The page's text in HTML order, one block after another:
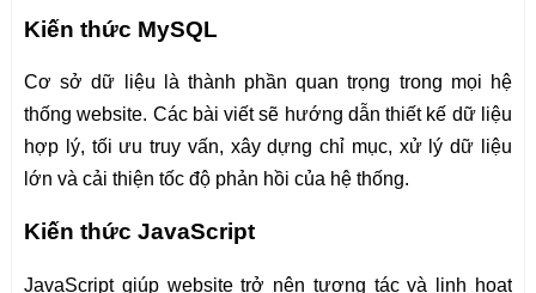
Kiến thức MySQL
Cơ sở dữ liệu là thành phần quan trọng trong mọi hệ
thống website. Các bài viết sẽ hướng dẫn thiết kế dữ liệu
hợp lý, tối ưu truy vấn, xây dựng chỉ mục, xử lý dữ liệu
lớn và cải thiện tốc độ phản hồi của hệ thống.
Kiến thức JavaScript
JavaScript giúp website trở nên tương tác và linh hoạt